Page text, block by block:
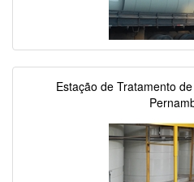
Estação de Tratamento